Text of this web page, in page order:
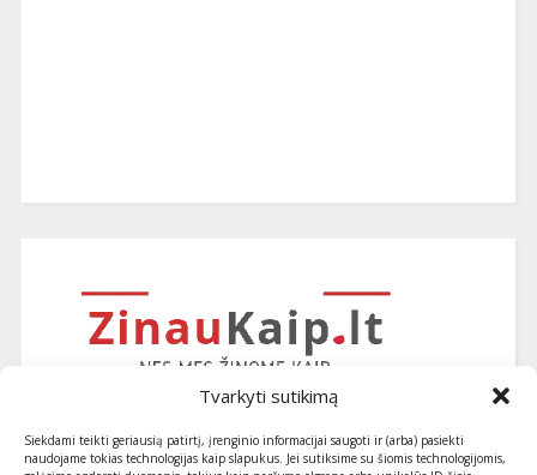
Tvarkyti sutikimą
Siekdami teikti geriausią patirtį, įrenginio informacijai saugoti ir (arba) pasiekti
naudojame tokias technologijas kaip slapukus. Jei sutiksime su šiomis technologijomis,